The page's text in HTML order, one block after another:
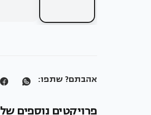
אהבתם? שתפו:
פרויקטים נוספים של Studio 2K - Korin Gershon